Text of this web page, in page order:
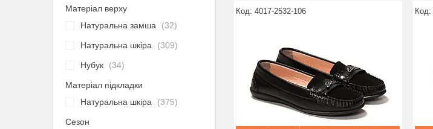
4017-2532-106
Матеріал верху
Натуральна замша
32
Натуральна шкіра 309
Нубук 34
Матеріал підкладки
Натуральна шкіра
375
Сезон